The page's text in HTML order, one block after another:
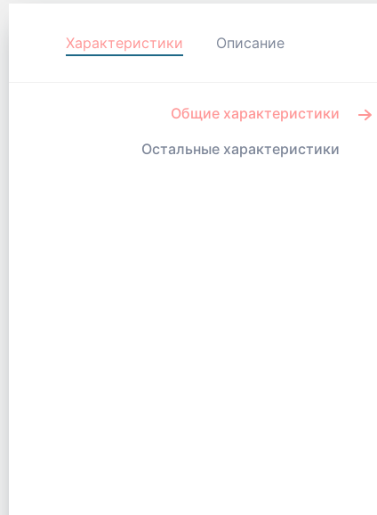
Характеристики Описание
Общие характеристики
Остальные характеристики